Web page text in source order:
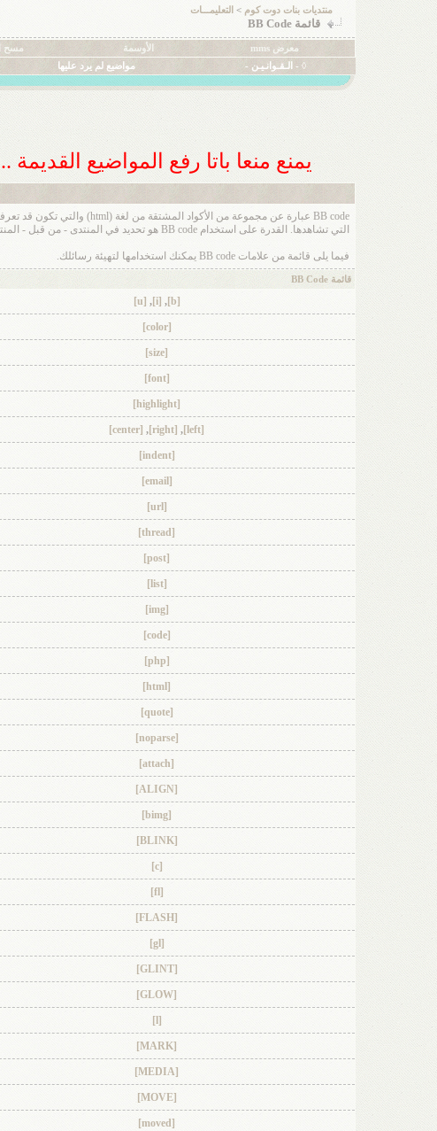
منتديات بنات دوت كوم > التعليمـــات
قائمة BB Code
معرض mms الأوسمة مسح
◊ - الـقـوانـيـن -
مواضيع لم يرد عليها
يمنع منعا باتا رفع المواضيع
التي تشاهدها. القدرة على استخدام BB code هو تحديد في المنتدى - من قبل - المنتدى الأساسي بواسطة الإدارة ، لذا يجب عليك مراجعة قواعد المنتدى عند ارسال رسالة جديدة.
فيما يلى قائمة من علامات BB code يمكنك استخدامها لتهيئة رسائلك.
قائمة BB Code
[b]
,
[i]
,
[u]
[color]
[size]
[font]
[highlight]
[left]
,
[right]
,
[center]
[indent]
[email]
[url]
[thread]
[post]
[list]
[img]
[code]
[php]
[html]
[quote]
[noparse]
[attach]
[ALIGN]
[bimg]
[BLINK]
[c]
[fl]
[FLASH]
[gl]
[GLINT]
[GLOW]
[l]
[MARK]
[MEDIA]
[MOVE]
[moved]